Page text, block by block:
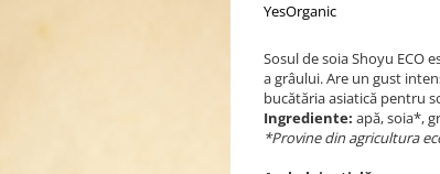
YesOrganic
Sosul de soia Shoyu
a grâului. Are un gust
bucătăria asiatică pentru
Ingrediente: apă, soia*,
*Provine din agricultura